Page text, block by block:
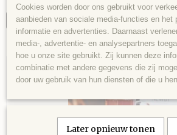
IN WINKELWAGEN
Cookies worden door ons gebruikt voor
aanbieden van sociale media-functies en het
informatie en advertenties. Daarnaast
media-, advertentie- en analysepartners
hoe u onze site gebruikt. Zij kunnen deze
combinatie met andere gegevens die zij
door uw gebruik van hun diensten of die u
Later opnieuw tonen